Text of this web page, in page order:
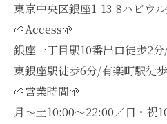
東京中央区銀座1-13-8ハビウ
🌱Access🌱
銀座一丁目駅10番出口徒歩2
東銀座駅徒歩6分/有楽町駅徒
🌱営業時間🌱
月～土10:00～22:00／日・祝